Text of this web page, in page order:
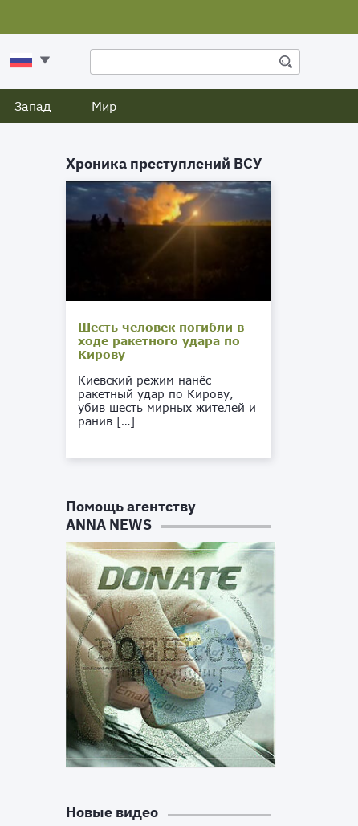
Запад Мир
Хроника преступлений ВСУ
Шесть человек погибли в
ходе ракетного удара по
Кирову
Киевский режим нанёс
ракетный удар по Кирову,
убив шесть мирных жителей и
ранив […]
Помощь агентству
ANNA NEWS
Новые видео